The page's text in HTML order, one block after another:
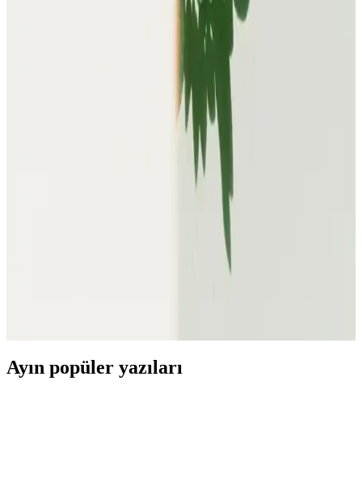
Pembe Kadın Montlar: Moda ve Konforu Bir Arada
Pembe kadın montlar, çeşitli modeller ve fiyat seçenekleriyle stil ve
fonksiyonelliği bir arada sunar. Günlük ve özel kombinler için ideal
Kadın Kırmızı Mont Modelleri ve Stiliniz İçin Şık
Kış sezonunun vazgeçilmezi kırmızı montlar, farklı modelleri ve
kombin önerileriyle stilinizi tamamlar. Trendleri ve dikkat edilmesi
Adidas Kadın Mont Koleksiyonu: Şıklık ve
Fonksiyonellik Bir Arada Günlük ve Spor Kullanım
Ayın popüler yazıları